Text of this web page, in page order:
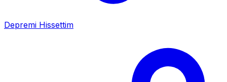
Depremi Hissettim